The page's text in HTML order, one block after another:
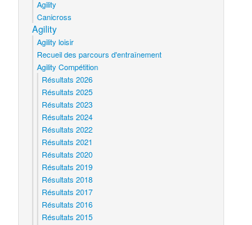
Agility
Canicross
Agility
Agility loisir
Recueil des parcours d'entraînement
Agility Compétition
Résultats 2026
Résultats 2025
Résultats 2023
Résultats 2024
Résultats 2022
Résultats 2021
Résultats 2020
Résultats 2019
Résultats 2018
Résultats 2017
Résultats 2016
Résultats 2015